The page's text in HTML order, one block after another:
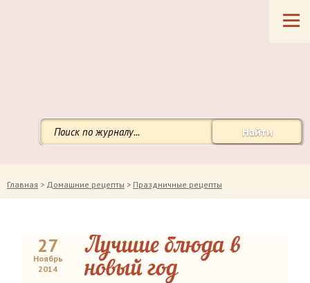
Найти
Главная > Домашние рецепты > Праздничные рецепты
27
Ноябрь
2014
Лучшие блюда в
новый год